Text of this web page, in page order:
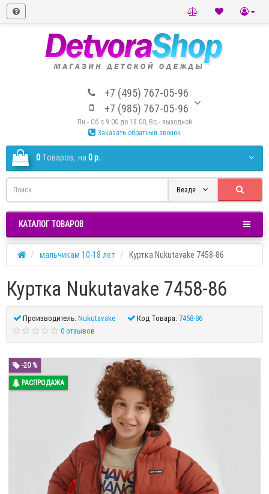
+7 (495) 767-05-96
+7 (985) 767-05-96
Пн - Сб с 9.00 до 18.00, Вс - выходной
Заказать обратный звонок
0 Tоваров, на 0 р.
Везде
КАТАЛОГ ТОВАРОВ
мальчикам 10-18 лет Куртка Nukutavake 7458-86
Куртка Nukutavake 7458-86
Производитель:Nukutavake Код Товара:7458-86
0 отзывов
-20 %
РАСПРОДАЖА